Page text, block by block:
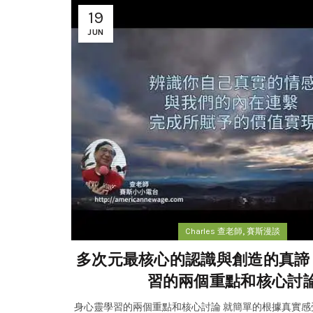
19
JUN
Charles 查老師,賽斯漫談
多次元最核心的認識與創造的真
習的兩個重點和核心討
身心靈學習的兩個重點和核心討論 就簡單的根據真實